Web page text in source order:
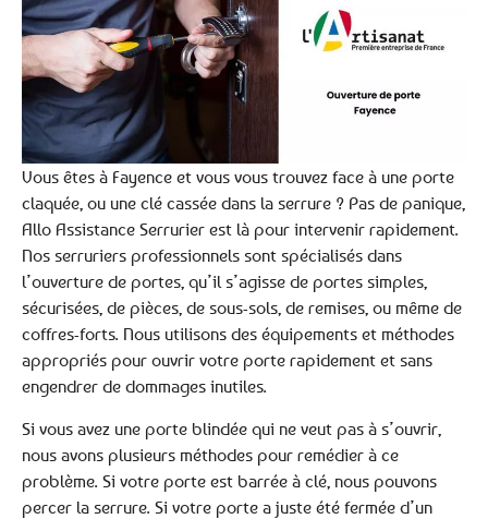
Vous êtes à Fayence et vous vous trouvez face à une porte
claquée, ou une clé cassée dans la serrure ? Pas de panique,
Allo Assistance Serrurier est là pour intervenir rapidement.
Nos serruriers professionnels sont spécialisés dans
l’ouverture de portes, qu’il s’agisse de portes simples,
sécurisées, de pièces, de sous-sols, de remises, ou même de
coffres-forts. Nous utilisons des équipements et méthodes
appropriés pour ouvrir votre porte rapidement et sans
engendrer de dommages inutiles.
Si vous avez une porte blindée qui ne veut pas à s’ouvrir,
nous avons plusieurs méthodes pour remédier à ce
problème. Si votre porte est barrée à clé, nous pouvons
percer la serrure. Si votre porte a juste été fermée d’un